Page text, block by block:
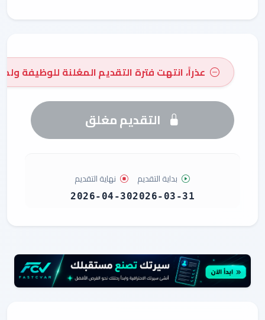
عذراً، انتهت فترة التقديم المعُلنة للوظيفة
التقديم مغلق
بداية التقديم
2026-03-31
نهاية التقديم
2026-04-30